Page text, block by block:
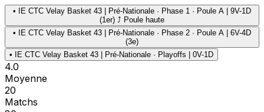
• IE CTC Velay Basket 43 | Pré-Nationale · Phase 1 · Poule A | 9V-1D
(1er) ⤴ Poule haute
• IE CTC Velay Basket 43 | Pré-Nationale · Phase 2 · Poule A | 6V-4D
(3e)
• IE CTC Velay Basket 43 | Pré-Nationale · Playoffs | 0V-1D
4.0
Moyenne
20
Matchs